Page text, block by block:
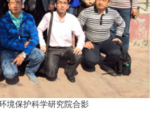
境保护科学研究院合影